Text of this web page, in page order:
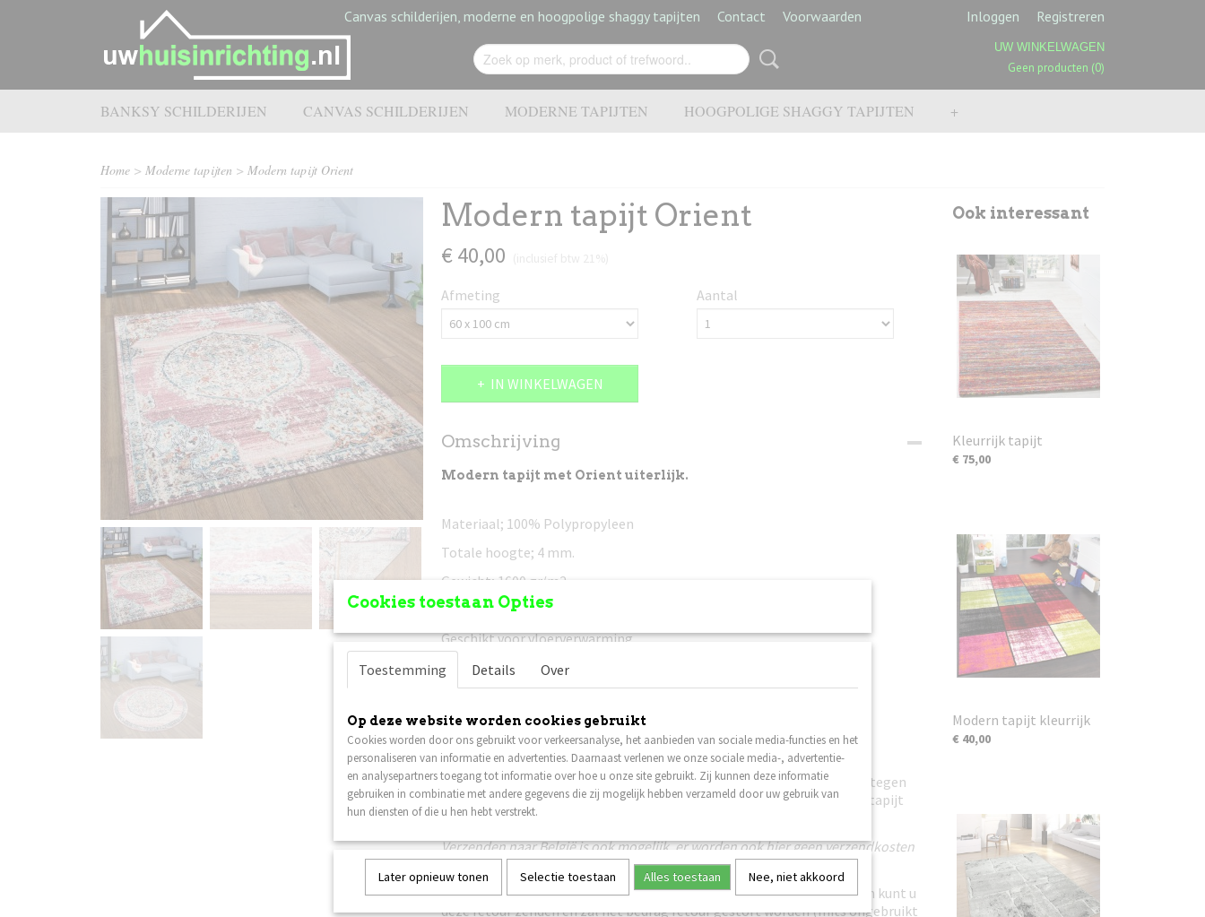
Canvas schilderijen, moderne en hoogpolige shaggy tapijten Contact Voorwaarden Inloggen Registreren
UW WINKELWAGEN
Geen producten (0)
BANKSY SCHILDERIJEN CANVAS SCHILDERIJEN MODERNE TAPIJTEN HOOGPOLIGE SHAGGY TAPIJTEN +
Home > Moderne tapijten > Modern tapijt Orient
Modern tapijt Orient
€ 40,00
Afmeting Aantal
IN WINKELWAGEN
Omschrijving
Modern tapijt met Orient uiterlijk.
Materiaal; 100% Polypropyleen
Totale hoogte; 4 mm.
Gewicht; 1600 gr/m2
Alle tapijten voldoen aan de OEKO-TEX® 100 standaard
Geschikt voor vloerverwarming.
Kleurecht.
Kleur; zie foto
Leverbaar in verschillende afmetingen.
Prijs is incl. verzendkosten, de verzending van het tapijt is verzekerd tegen
beschadiging en/of vermissing. In dat geval krijgt u van ons een nieuw tapijt
toegezonden.
Verzenden naar België is ook mogelijk, er worden ook hier geen verzendkosten
voor berekend (eventueel andere Europese landen op aanvraag).
Niet goed, geld terug.Mocht het Modern tapijt Orient u niet bevallen kunt u
deze retour zenden en zal het bedrag retour gestort worden (mits ongebruikt
Ook interessant
Kleurrijk tapijt
€ 75,00
Modern tapijt kleurrijk
€ 40,00
Cookies toestaan Opties
Toestemming Details Over
Op deze website worden cookies gebruikt
Cookies worden door ons gebruikt voor verkeersanalyse, het aanbieden van sociale media-functies en het
personaliseren van informatie en advertenties. Daarnaast verlenen we onze sociale media-, advertentie-
en analysepartners toegang tot informatie over hoe u onze site gebruikt. Zij kunnen deze informatie
gebruiken in combinatie met andere gegevens die zij mogelijk hebben verzameld door uw gebruik van
hun diensten of die u hen hebt verstrekt.
Later opnieuw tonen Selectie toestaan Alles toestaan Nee, niet akkoord